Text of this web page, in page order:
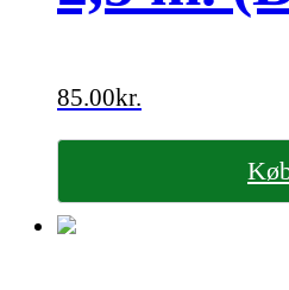
85.00kr.